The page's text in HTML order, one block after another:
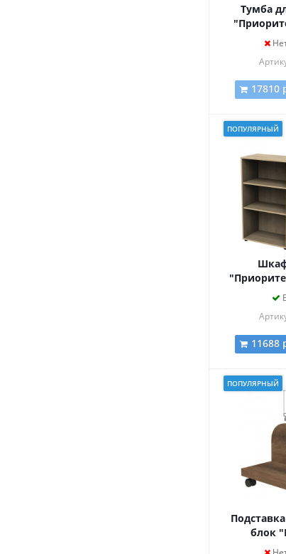
Тумба
мм, 2
17810
ПОПУЛЯРНЫЙ
мм, 2
11688
ПОПУЛЯРНЫЙ
блок